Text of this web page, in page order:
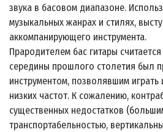
звука в басовом диапазоне.
музыкальных жанрах и стилях,
аккомпанирующего инструмента.
Прародителем бас гитары
середины прошлого столетия был
инструментом, позволявшим
низких частот. К сожалению,
существенных недостатков
транспортабельностью,